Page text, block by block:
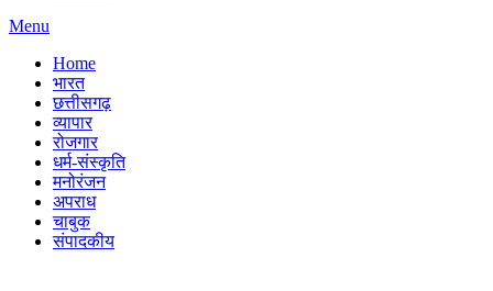
Menu
Home
भारत
छत्तीसगढ़
व्यापार
रोजगार
धर्म-संस्कृति
मनोरंजन
अपराध
चाबुक
संपादकीय